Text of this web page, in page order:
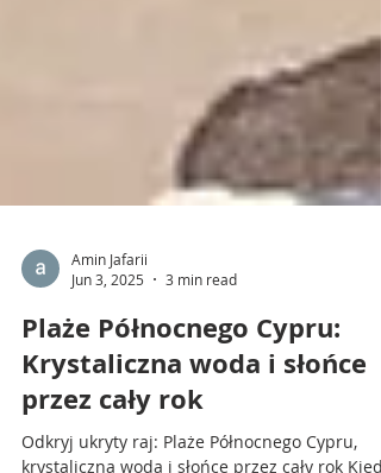
Jun 3, 2025
3 min read
Plaże Północnego Cypru:
Krystaliczna woda i słońce
przez cały rok